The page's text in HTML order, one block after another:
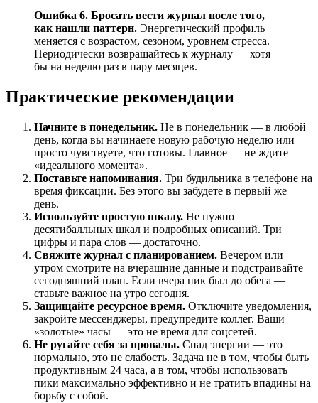
Ошибка 6. Бросать вести журнал после того,
как нашли паттерн. Энергетический профиль
меняется с возрастом, сезоном, уровнем стресса.
Периодически возвращайтесь к журналу — хотя
бы на неделю раз в пару месяцев.
Практические рекомендации
Начните в понедельник. Не в понедельник — в любой
день, когда вы начинаете новую рабочую неделю или
просто чувствуете, что готовы. Главное — не ждите
«идеального момента».
Поставьте напоминания. Три будильника в телефоне на
время фиксации. Без этого вы забудете в первый же
день.
Используйте простую шкалу. Не нужно
десятибалльных шкал и подробных описаний. Три
цифры и пара слов — достаточно.
Свяжите журнал с планированием. Вечером или
утром смотрите на вчерашние данные и подстраивайте
сегодняшний план. Если вчера пик был до обега —
ставьте важное на утро сегодня.
Защищайте ресурсное время. Отключите уведомления,
закройте мессенджеры, предупредите коллег. Ваши
«золотые» часы — это не время для соцсетей.
Не ругайте себя за провалы. Спад энергии — это
нормально, это не слабость. Задача не в том, чтобы быть
продуктивным 24 часа, а в том, чтобы использовать
пики максимально эффективно и не тратить впадины на
борьбу с собой.